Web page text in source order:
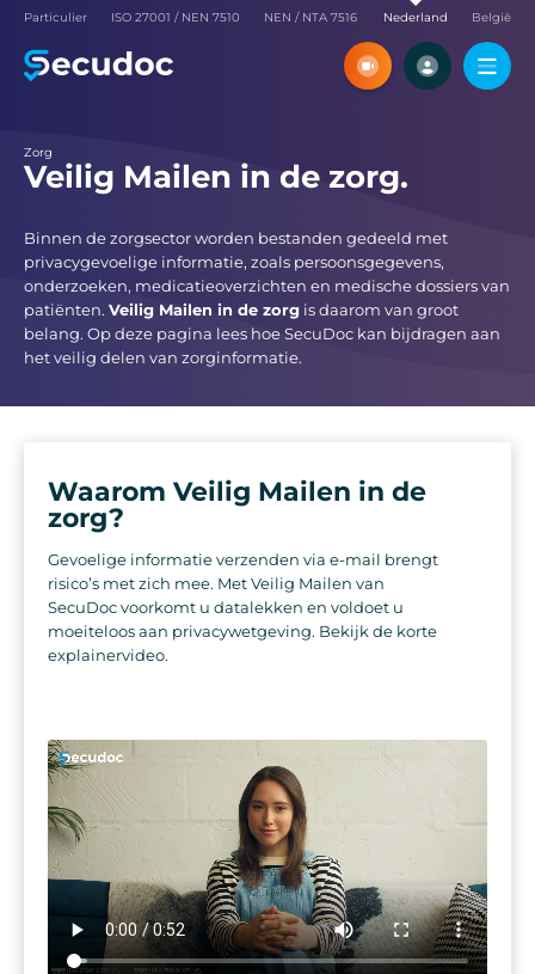
Particulier ISO 27001 / NEN 7510 NEN / NTA 7516 Nederland België
Zorg
Veilig Mailen in de zorg.
Binnen de zorgsector worden bestanden gedeeld met
privacygevoelige informatie, zoals persoonsgegevens,
onderzoeken, medicatieoverzichten en medische dossiers van
patiënten. Veilig Mailen in de zorg is daarom van groot
belang. Op deze pagina lees hoe SecuDoc kan bijdragen aan
het veilig delen van zorginformatie.
Waarom Veilig Mailen in de
zorg?
Gevoelige informatie verzenden via e-mail brengt
risico’s met zich mee. Met Veilig Mailen van
SecuDoc voorkomt u datalekken en voldoet u
moeiteloos aan privacywetgeving. Bekijk de korte
explainervideo.
Ontdek SecuDoc tijdens een
Maak een volledig
SecuDoc-account
zelf alle functies